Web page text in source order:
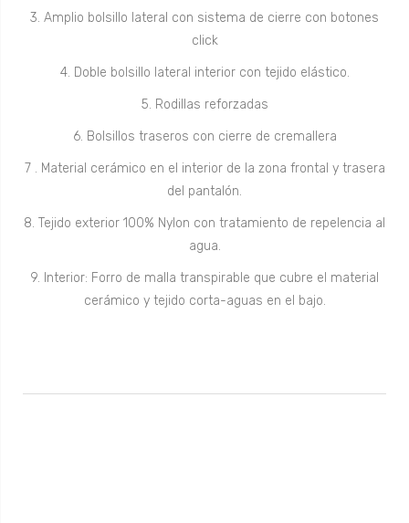
3. Amplio bolsillo lateral con sistema de cierre con botones
click
4. Doble bolsillo lateral interior con tejido elástico.
5. Rodillas reforzadas
6. Bolsillos traseros con cierre de cremallera
7 . Material cerámico en el interior de la zona frontal y trasera
del pantalón.
8. Tejido exterior 100% Nylon con tratamiento de repelencia al
agua.
9. Interior: Forro de malla transpirable que cubre el material
cerámico y tejido corta-aguas en el bajo.